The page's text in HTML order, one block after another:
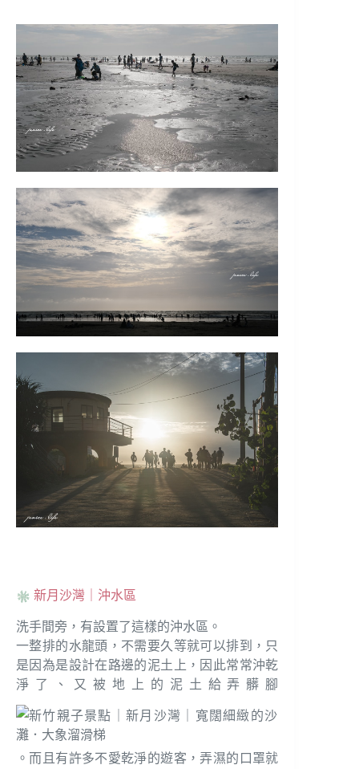
新月沙灣｜沖水區
洗手間旁，有設置了這樣的沖水區。
一整排的水龍頭，不需要久等就可以排到，只
是因為是設計在路邊的泥土上，因此常常沖乾
淨了、又被地上的泥土給弄髒腳
。而且有許多不愛乾淨的遊客，弄濕的口罩就